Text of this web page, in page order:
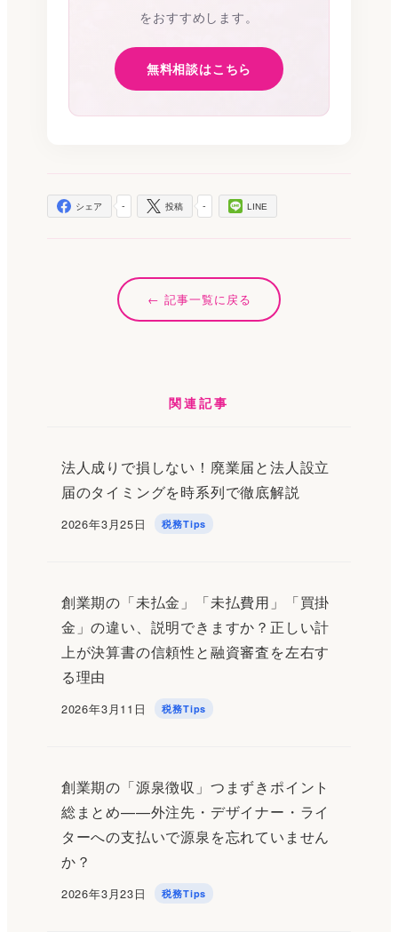
をおすすめします。
無料相談はこちら
-
シェア -
投稿 LINE
記事一覧に戻る
関連記事
法人成りで損しない！廃業届と法人設立
届のタイミングを時系列で徹底解説
投稿日
2026年3月25日 税務Tips
創業期の「未払金」「未払費用」「買掛
金」の違い、説明できますか？正しい計
上が決算書の信頼性と融資審査を左右す
る理由
投稿日
2026年3月11日 税務Tips
創業期の「源泉徴収」つまずきポイント
総まとめ——外注先・デザイナー・ライ
ターへの支払いで源泉を忘れていません
か？
投稿日
2026年3月23日 税務Tips